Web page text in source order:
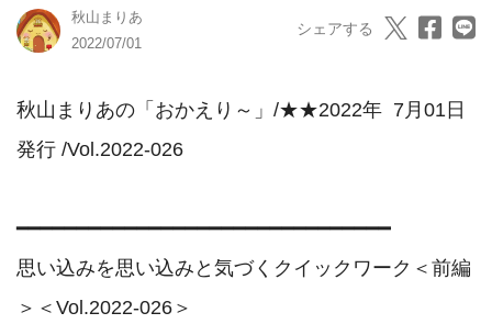
秋山まりあ
2022/07/01
シェアする
秋山まりあの「おかえり～」/★★2022年  7月01日
発行 /Vol.2022-026
━━━━━━━━━━━━━━━━━━━━━━━━━━━━━━━
思い込みを思い込みと気づくクイックワーク＜前編
＞＜Vol.2022-026＞